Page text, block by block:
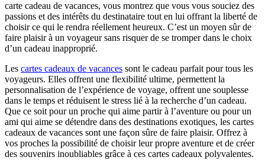
carte cadeau de vacances, vous montrez que vous vous souciez des
passions et des intérêts du destinataire tout en lui offrant la liberté de
choisir ce qui le rendra réellement heureux. C’est un moyen sûr de
faire plaisir à un voyageur sans risquer de se tromper dans le choix
d’un cadeau inapproprié.
Les cartes cadeaux de vacances sont le cadeau parfait pour tous les
voyageurs. Elles offrent une flexibilité ultime, permettent la
personnalisation de l’expérience de voyage, offrent une souplesse
dans le temps et réduisent le stress lié à la recherche d’un cadeau.
Que ce soit pour un proche qui aime partir à l’aventure ou pour un
ami qui aime se détendre dans des destinations exotiques, les cartes
cadeaux de vacances sont une façon sûre de faire plaisir. Offrez à
vos proches la possibilité de choisir leur propre aventure et de créer
des souvenirs inoubliables grâce à ces cartes cadeaux polyvalentes.